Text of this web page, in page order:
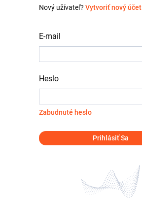
Nový užívateľ? Vytvoriť nový účet
E-mail
Heslo
Zabudnuté heslo
Prihlásiť Sa